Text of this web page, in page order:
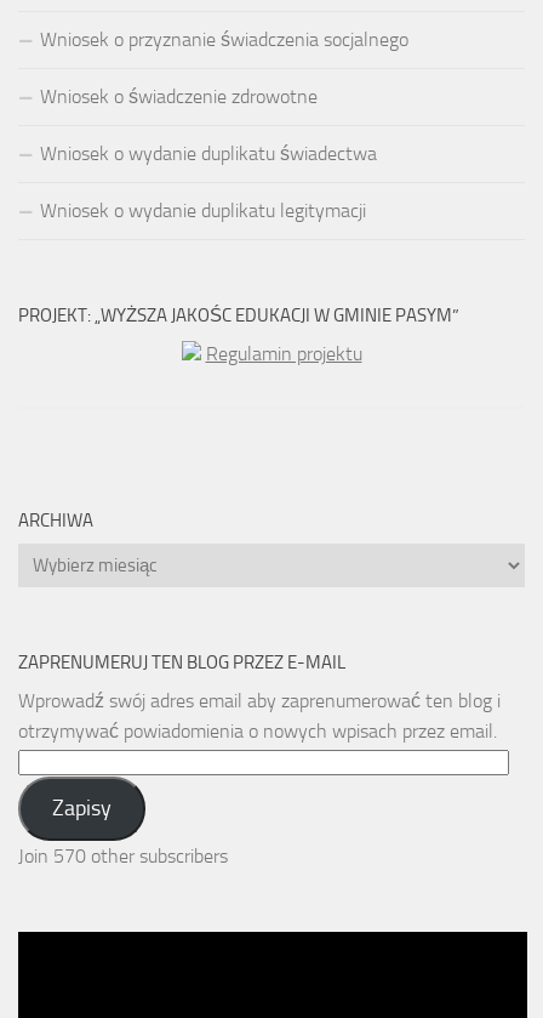
Wniosek o przyznanie świadczenia socjalnego
Wniosek o świadczenie zdrowotne
Wniosek o wydanie duplikatu świadectwa
Wniosek o wydanie duplikatu legitymacji
PROJEKT: „WYŻSZA JAKOŚC EDUKACJI W GMINIE PASYM”
Regulamin projektu
ARCHIWA
Archiwa
ZAPRENUMERUJ TEN BLOG PRZEZ E-MAIL
Wprowadź swój adres email aby zaprenumerować ten blog i
otrzymywać powiadomienia o nowych wpisach przez email.
Address:
Zapisy
Join 570 other subscribers